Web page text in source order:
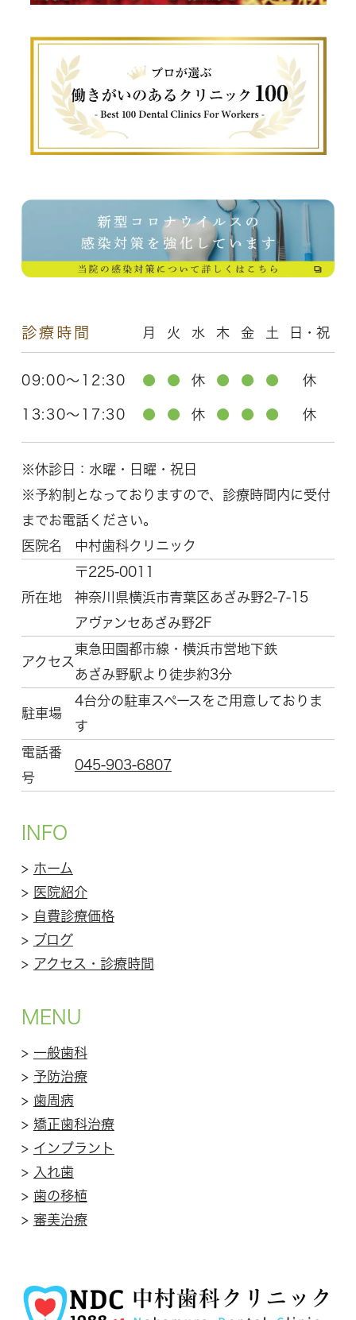
診療時間 月 火 水 木 金 土 日・祝
09:00～12:30 ● ● 休 ● ● ● 休
13:30～17:30 ● ● 休 ● ● ● 休
※休診日：水曜・日曜・祝日
※予約制となっておりますので、診療時間内に受付
までお電話ください。
医院名
中村歯科クリニック
所在地
〒225-0011
神奈川県横浜市青葉区 あざみ野2-7-15
アヴァンセあざみ野2F
アクセス
東急田園都市線・横浜市営地下鉄
あざみ野駅より徒歩約3分
駐車場
4台分の駐車スペースをご用意しておりま
す
電話番
号
045-903-6807
INFO
> ホーム
> 医院紹介
> 自費診療価格
> ブログ
> アクセス・診療時間
MENU
> 一般歯科
> 予防治療
> 歯周病
> 矯正歯科治療
> インプラント
> 入れ歯
> 歯の移植
> 審美治療